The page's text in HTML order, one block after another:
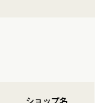
ショップ名